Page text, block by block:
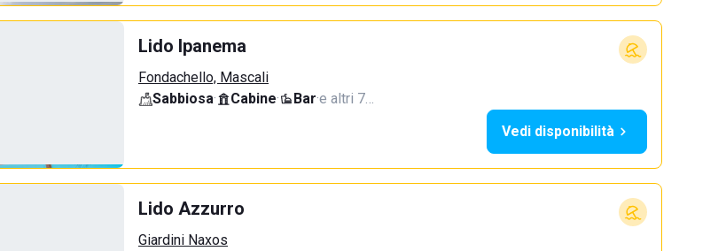
Lido Ipanema
Fondachello, Mascali
Sabbiosa· Cabine· Bar·e altri 7…
Vedi disponibilità
Lido Azzurro
Giardini Naxos